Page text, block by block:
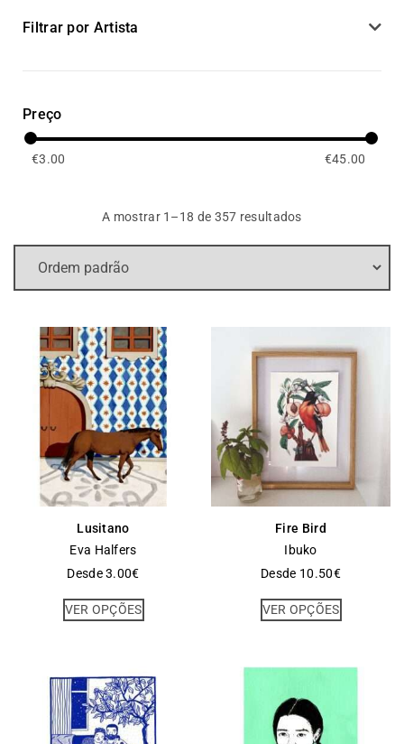
Filtrar por Artista
Preço
€3.00 €45.00
A mostrar 1–18 de 357 resultados
Lusitano
Eva Halfers
Desde3.00€
VER OPÇÕES
Fire Bird
Ibuko
Desde 10.50€
VER OPÇÕES